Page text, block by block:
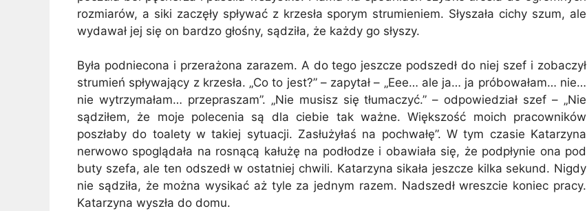
rozmiarów, a siki zaczęły spływać z krzesła sporym strumieniem. Słyszała cichy szum, ale
wydawał jej się on bardzo głośny, sądziła, że każdy go słyszy.
Była podniecona i przerażona zarazem. A do tego jeszcze podszedł do niej szef i zobaczył
strumień spływający z krzesła. „Co to jest?” – zapytał – „Eee… ale ja… ja próbowałam… nie…
nie wytrzymałam… przepraszam”. „Nie musisz się tłumaczyć.” – odpowiedział szef – „Nie
sądziłem, że moje polecenia są dla ciebie tak ważne. Większość moich pracowników
poszłaby do toalety w takiej sytuacji. Zasłużyłaś na pochwałę”. W tym czasie Katarzyna
nerwowo spoglądała na rosnącą kałużę na podłodze i obawiała się, że podpłynie ona pod
buty szefa, ale ten odszedł w ostatniej chwili. Katarzyna sikała jeszcze kilka sekund. Nigdy
nie sądziła, że można wysikać aż tyle za jednym razem. Nadszedł wreszcie koniec pracy.
Katarzyna wyszła do domu.